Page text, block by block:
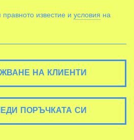
известие и условия
НА КЛИЕНТИ
ПОРЪЧКАТА СИ